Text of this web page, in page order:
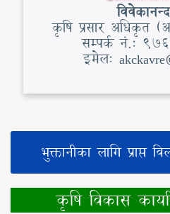
कृषि प्रसार अधिकृत
सम्पर्क नं.:
इमेल:
भुक्तानीका लागि प्राप्त
कृषि विकास